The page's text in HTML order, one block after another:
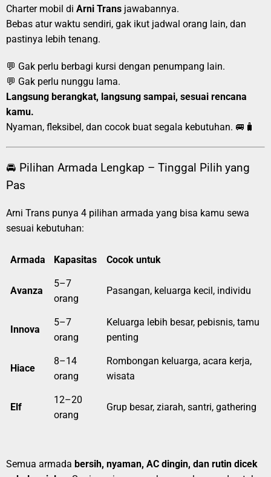
Charter mobil di Arni Trans jawabannya.
Bebas atur waktu sendiri, gak ikut jadwal orang lain, dan
pastinya lebih tenang.
💬 Gak perlu berbagi kursi dengan penumpang lain.
💬 Gak perlu nunggu lama.
Langsung berangkat, langsung sampai, sesuai rencana
kamu.
Nyaman, fleksibel, dan cocok buat segala kebutuhan. 🚐🧳
🚘 Pilihan Armada Lengkap – Tinggal Pilih yang
Pas
Arni Trans punya 4 pilihan armada yang bisa kamu sewa
sesuai kebutuhan:
Armada Kapasitas Cocok untuk
Avanza
5–7
orang
Pasangan, keluarga kecil, individu
Innova
5–7
orang
Keluarga lebih besar, pebisnis, tamu
penting
Hiace
8–14
orang
Rombongan keluarga, acara kerja,
wisata
Elf
12–20
orang
Grup besar, ziarah, santri, gathering
Semua armada bersih, nyaman, AC dingin, dan rutin dicek